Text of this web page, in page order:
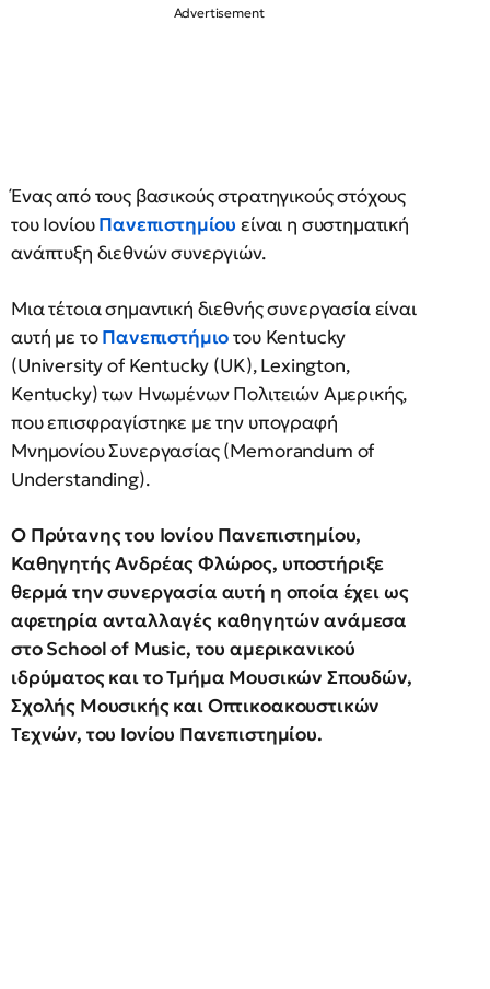
Ένας από τους βασικούς στρατηγικούς στόχους
του ΙονίουΠανεπιστημίουείναι η συστηματική
ανάπτυξη διεθνών συνεργιών.
Μια τέτοια σημαντική διεθνής συνεργασία είναι
αυτή με τοΠανεπιστήμιοτου Kentucky
(University of Kentucky (UK), Lexington,
Kentucky) των Ηνωμένων Πολιτειών Αμερικής,
που επισφραγίστηκε με την υπογραφή
Μνημονίου Συνεργασίας (Memorandum of
Understanding).
Ο Πρύτανης του Ιονίου Πανεπιστημίου,
Καθηγητής Ανδρέας Φλώρος, υποστήριξε
θερμά την συνεργασία αυτή η οποία έχει ως
αφετηρία ανταλλαγές καθηγητών ανάμεσα
στο School of Music, του αμερικανικού
ιδρύματος και το Τμήμα Μουσικών Σπουδών,
Σχολής Μουσικής και Οπτικοακουστικών
Τεχνών, του Ιονίου Πανεπιστημίου.